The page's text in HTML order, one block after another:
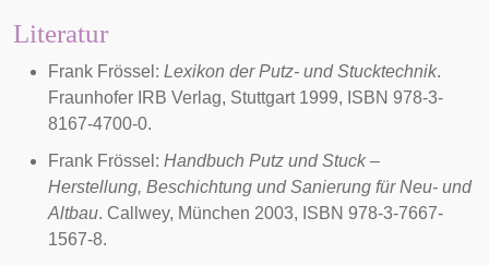
Literatur
Frank Frössel: Lexikon der Putz- und Stucktechnik.
Fraunhofer IRB Verlag, Stuttgart 1999, ISBN 978-3-
8167-4700-0.
Frank Frössel: Handbuch Putz und Stuck –
Herstellung, Beschichtung und Sanierung für Neu- und
Altbau. Callwey, München 2003, ISBN 978-3-7667-
1567-8.